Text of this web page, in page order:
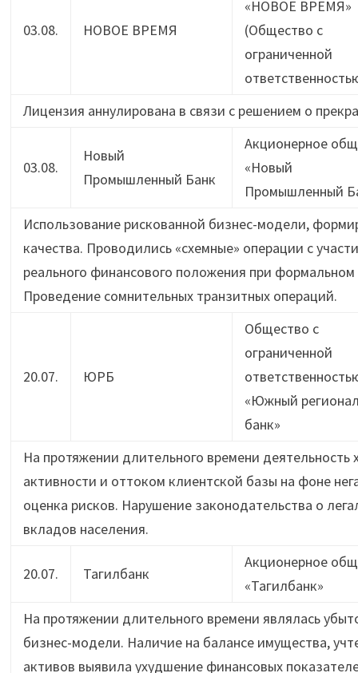
03.08. НОВОЕ ВРЕМЯ
«НОВОЕ ВРЕМЯ»
(Общество с
ограниченной
Лицензия аннулирована в связи с решением о
03.08.
Новый
Промышленный Банк
Акционерное
«Новый
Промышленный
Использование рискованной бизнес-модели,
качества. Проводились «схемные» операции с
реального финансового положения при
Проведение сомнительных транзитных операций.
20.07. ЮРБ
Общество с
ограниченной
«Южный
банк»
На протяжении длительного времени
активности и оттоком клиентской базы на фоне
оценка рисков. Нарушение законодательства о
вкладов населения.
20.07. Тагилбанк
Акционерное
«Тагилбанк»
На протяжении длительного времени являлась
бизнес-модели. Наличие на балансе имущества,
активов выявила ухудшение финансовых